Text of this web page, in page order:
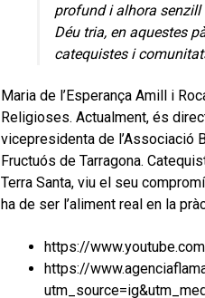
profund i alhora senzill
Déu tria, en aquestes
catequistes i
Maria de l’Esperança Amill i
Religioses. Actualment, és
vicepresidenta de l’Associació
Fructuós de Tarragona.
Terra Santa, viu el seu
ha de ser l’aliment real en la
https://
https://